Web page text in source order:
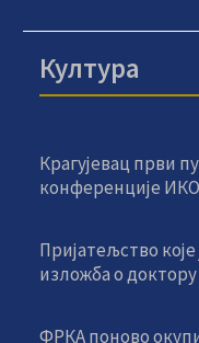
Култура
Крагујевац први
конференције
Пријатељство
изложба о
ФРКА поново